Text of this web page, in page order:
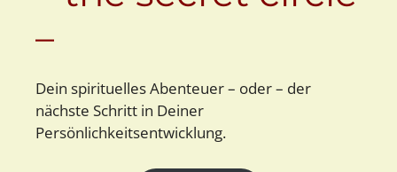
–
Dein spirituelles Abenteuer – oder – der
nächste Schritt in Deiner
Persönlichkeitsentwicklung.